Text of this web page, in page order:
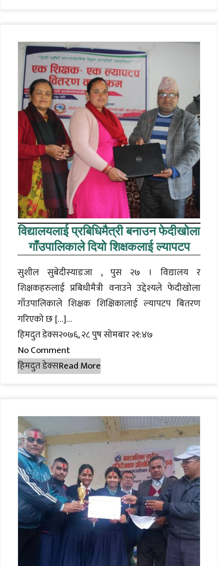
विद्यालयलाई प्रबिधिमैत्री बनाउन फेदीखोला
गाँउपालिकाले दियो शिक्षकलाई ल्यापटप
सुशील सुबेदीस्याङजा , पुस २७ । विद्यालय र
शिक्षकहरुलाई प्रबिधीमैत्री वनाउने उद्देश्यले फेदीखोला
गाँउपालिकाले शिक्षक शिक्षिकालाई ल्यापटप बितरण
गरिएको छ […]…
हिमदुत डेक्स२०७६, २८ पुष सोमबार २१:४७
No Comment
हिमदुत डेक्सRead More